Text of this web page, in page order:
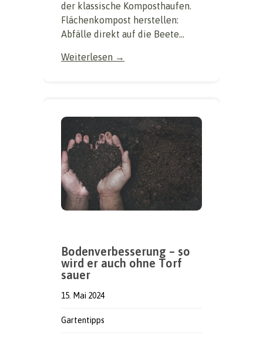
der klassische Komposthaufen.
Flächenkompost herstellen:
Abfälle direkt auf die Beete...
Weiterlesen →
Bodenverbesserung – so
wird er auch ohne Torf
sauer
15. Mai 2024
Gartentipps